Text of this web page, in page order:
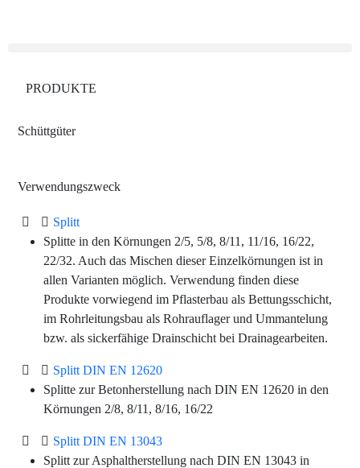
PRODUKTE
Schüttgüter
Verwendungszweck
Splitt
Splitte in den Körnungen 2/5, 5/8, 8/11, 11/16, 16/22,
22/32. Auch das Mischen dieser Einzelkörnungen ist in
allen Varianten möglich. Verwendung finden diese
Produkte vorwiegend im Pflasterbau als Bettungsschicht,
im Rohrleitungsbau als Rohrauflager und Ummantelung
bzw. als sickerfähige Drainschicht bei Drainagearbeiten.
Splitt DIN EN 12620
Splitte zur Betonherstellung nach DIN EN 12620 in den
Körnungen 2/8, 8/11, 8/16, 16/22
Splitt DIN EN 13043
Splitt zur Asphaltherstellung nach DIN EN 13043 in